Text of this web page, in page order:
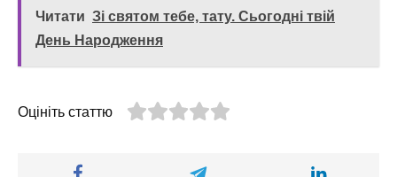
Читати Зі святом тебе, тату. Сьогодні твій
День Народження
Оцініть статтю